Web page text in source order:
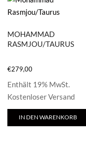
MOHAMMAD
RASMJOU/TAURUS
€279,00
Enthält 19% MwSt.
Kostenloser Versand
IN DEN WARENKORB